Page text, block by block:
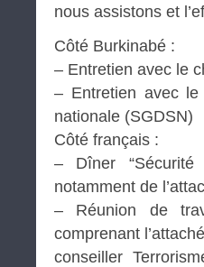
nous assistons et
Côté Burkinabé :
– Entretien avec le
– Entretien avec
nationale (SGDSN)
Côté français :
– Dîner “Sécurité
notamment de
– Réunion de
comprenant
conseiller